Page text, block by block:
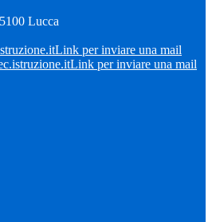
Lucca
Link per inviare una mail
Link per inviare una mail